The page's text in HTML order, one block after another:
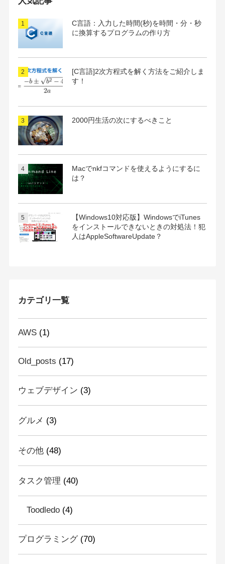
C言語：入力した時間(秒)を時間・分・秒
に換算するプログラムの作り方
[C言語]2次方程式を解く方法をご紹介しま
す！
2000円生活の次にするべきこと
Macでnkfコマンドを使えるようにするに
は？
【Windows10対応版】WindowsでiTunes
をインストールできないときの対処法！犯
人はAppleSoftwareUpdate？
カテゴリ一覧
AWS(1)
Old_posts (17)
ウェブデザイン (3)
グルメ (3)
その他(48)
タスク管理 (40)
Toodledo(4)
プログラミング(70)